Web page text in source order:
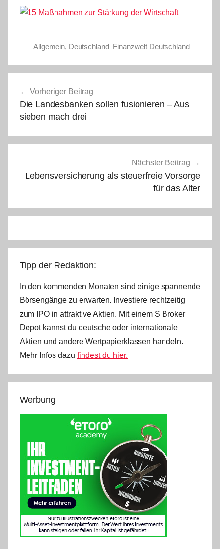
Allgemein, Deutschland, Finanzwelt Deutschland
Vorheriger Beitrag
Die Landesbanken sollen fusionieren – Aus
sieben mach drei
Nächster Beitrag
Lebensversicherung als steuerfreie Vorsorge
für das Alter
Tipp der Redaktion:
In den kommenden Monaten sind einige spannende
Börsengänge zu erwarten. Investiere rechtzeitig
zum IPO in attraktive Aktien. Mit einem S Broker
Depot kannst du deutsche oder internationale
Aktien und andere Wertpapierklassen handeln.
Mehr Infos dazu findest du hier.
Werbung